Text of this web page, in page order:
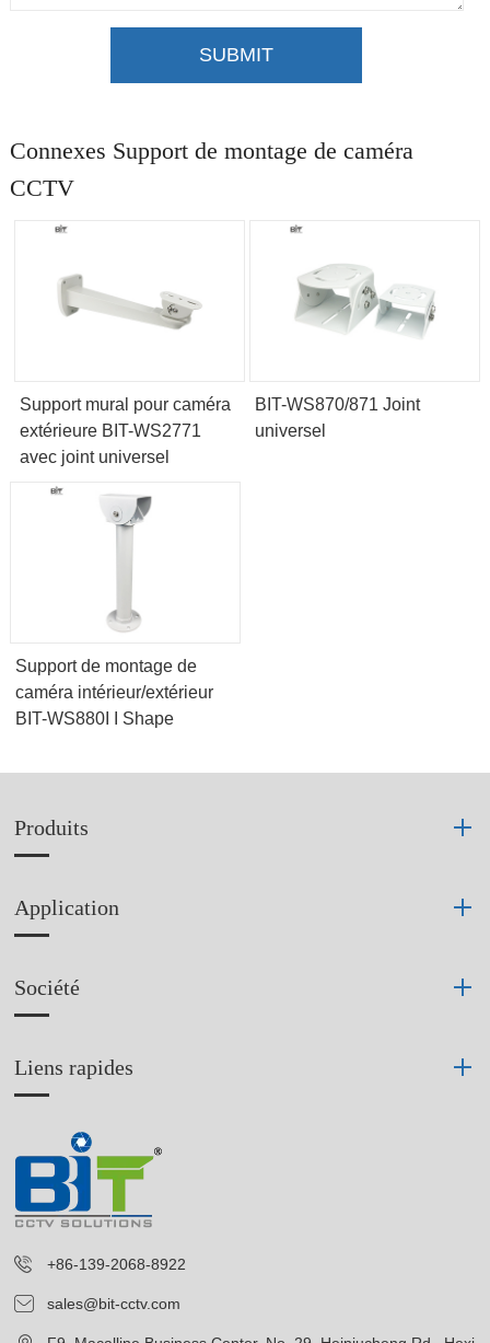
SUBMIT
Connexes Support de montage de caméra
CCTV
Support mural pour caméra
extérieure BIT-WS2771
avec joint universel
BIT-WS870/871 Joint
universel
Support de montage de
caméra intérieur/extérieur
BIT-WS880I I Shape
Produits
Application
Société
Liens rapides
+86-139-2068-8922
sales@bit-cctv.com